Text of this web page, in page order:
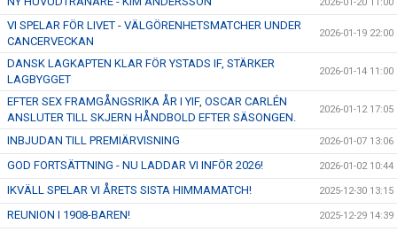
2026-01-20 11:00
VI SPELAR FÖR LIVET - VÄLGÖRENHETSMATCHER UNDER
CANCERVECKAN
2026-01-19 22:00
DANSK LAGKAPTEN KLAR FÖR YSTADS IF, STÄRKER
LAGBYGGET
2026-01-14 11:00
EFTER SEX FRAMGÅNGSRIKA ÅR I YIF, OSCAR CARLÉN
ANSLUTER TILL SKJERN HÅNDBOLD EFTER SÄSONGEN.
2026-01-12 17:05
INBJUDAN TILL PREMIÄRVISNING 2026-01-07 13:06
GOD FORTSÄTTNING - NU LADDAR VI INFÖR 2026! 2026-01-02 10:44
IKVÄLL SPELAR VI ÅRETS SISTA HIMMAMATCH! 2025-12-30 13:15
REUNION I 1908-BAREN! 2025-12-29 14:39